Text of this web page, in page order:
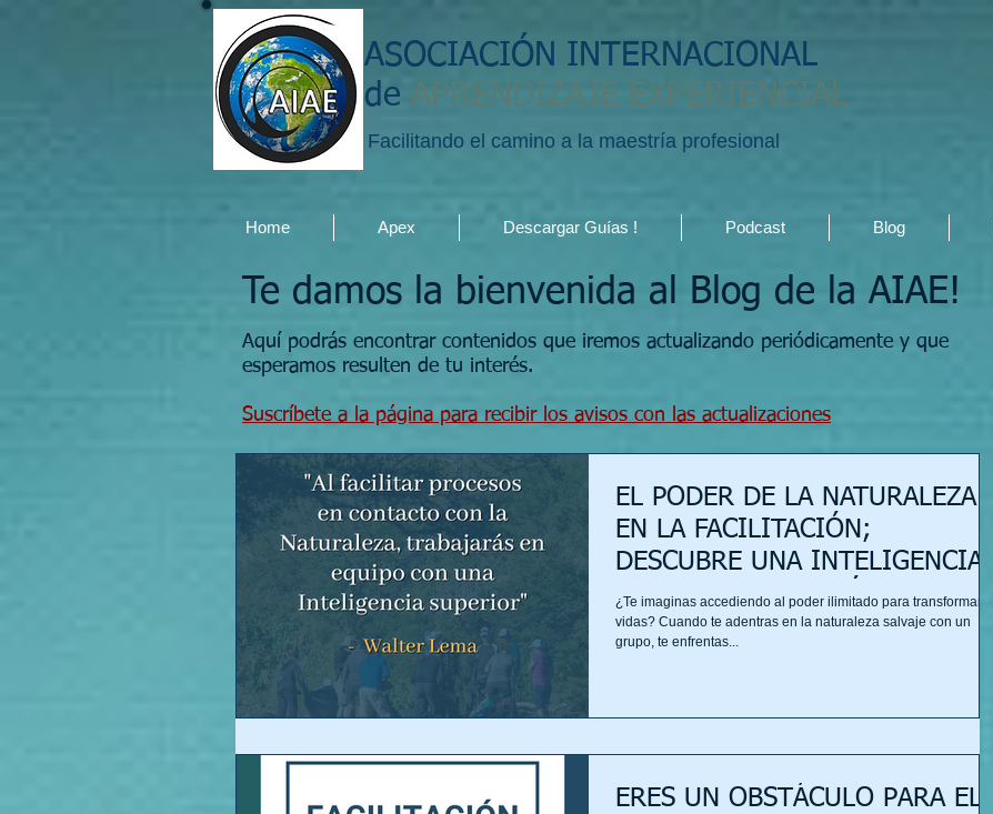
ASOCIACIÓN INTERNACIONAL
de APRENDIZAJE EXPERIENCIAL
Facilitando el camino a la maestría profesional
Home Apex Descargar Guías ! Podcast Blog
Te damos la bienvenida al Blog de la AIAE!
Aquí podrás encontrar contenidos que iremos actualizando periódicamente y que
esperamos resulten de tu interés.
Suscríbete a la página para recibir los avisos con las actualizaciones
EL PODER DE LA NATURALEZA
EN LA FACILITACIÓN;
DESCUBRE UNA INTELIGENCIA
SUPERIOR EN ACCIÓN
¿Te imaginas accediendo al poder ilimitado para transformar
vidas? Cuando te adentras en la naturaleza salvaje con un
grupo, te enfrentas...
ERES UN OBSTÁCULO PARA EL